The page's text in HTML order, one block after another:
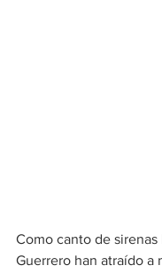
Como canto de sirenas
Guerrero han atraído a